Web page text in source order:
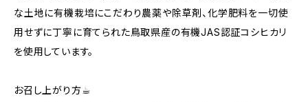
な土地に有機栽培にこだわり農薬や除草剤、化学肥料を一切使
用せずに丁寧に育てられた鳥取県産の有機JAS認証コシヒカリ
を使用しています。
お召し上がり方☕︎